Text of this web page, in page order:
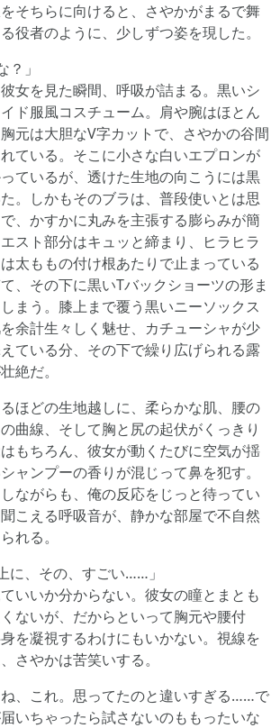
そちらに向けると、さやかがまるで舞
役者のように、少しずつ姿を現した。
」
女を見た瞬間、呼吸が詰まる。黒いシ
ド服風コスチューム。肩や腕はほとん
元は大胆なV字カットで、さやかの谷間
ている。そこに小さな白いエプロンが
ているが、透けた生地の向こうには黒
。しかもそのブラは、普段使いとは思
、かすかに丸みを主張する膨らみが簡
スト部分はキュッと締まり、ヒラヒラ
太ももの付け根あたりで止まっている
、その下に黒いTバックショーツの形ま
まう。膝上まで覆う黒いニーソックス
余計生々しく魅せ、カチューシャが少
ている分、その下で繰り広げられる露
絶だ。
ほどの生地越しに、柔らかな肌、腰の
曲線、そして胸と尻の起伏がくっきり
もちろん、彼女が動くたびに空気が揺
ャンプーの香りが混じって鼻を犯す。
ながらも、俺の反応をじっと待ってい
こえる呼吸音が、静かな部屋で不自然
れる。
に、その、すごい……」
いいか分からない。彼女の瞳とまとも
ないが、だからといって胸元や腰付
を凝視するわけにもいかない。視線を
さやかは苦笑いする。
ね、これ。思ってたのと違いすぎる……で
いちゃったら試さないのももったいな